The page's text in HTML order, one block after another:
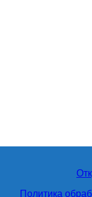
Политика